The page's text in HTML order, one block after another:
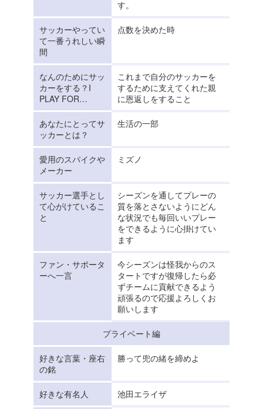
す。
サッカーやってい
て一番うれしい瞬
間
点数を決めた時
なんのためにサッ
カーをする？I
PLAY FOR…
これまで自分のサッカーを
するために支えてくれた親
に恩返しをすること
あなたにとってサ
ッカーとは？
生活の一部
愛用のスパイクや
メーカー
ミズノ
サッカー選手とし
て心がけているこ
と
シーズンを通してプレーの
質を落とさないようにどん
な状況でも毎回いいプレー
をできるように心掛けてい
ます
ファン・サポータ
ーへ一言
今シーズンは怪我からのス
タートですが復帰したら必
ずチームに貢献できるよう
頑張るので応援よろしくお
願いします
プライベート編
好きな言葉・座右
の銘
勝って兜の緒を締めよ
好きな有名人 池田エライザ